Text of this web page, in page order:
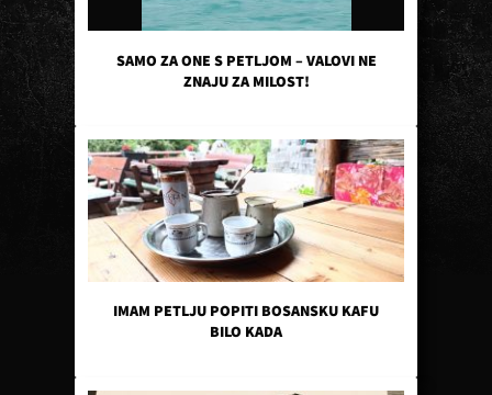
SAMO ZA ONE S PETLJOM – VALOVI NE
ZNAJU ZA MILOST!
IMAM PETLJU POPITI BOSANSKU KAFU
BILO KADA